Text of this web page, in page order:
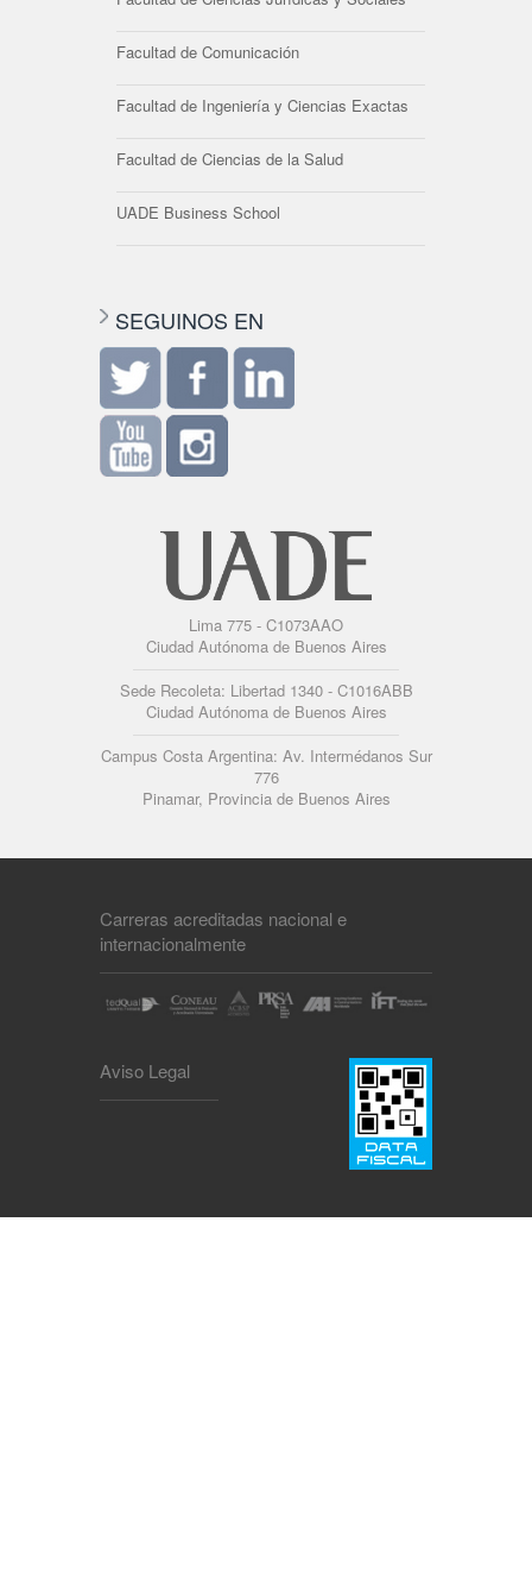
Facultad de Comunicación
Facultad de Ingeniería y Ciencias Exactas
Facultad de Ciencias de la Salud
UADE Business School
SEGUINOS EN
Lima 775 - C1073AAO
Ciudad Autónoma de Buenos Aires
Sede Recoleta: Libertad 1340 - C1016ABB
Ciudad Autónoma de Buenos Aires
Campus Costa Argentina: Av. Intermédanos Sur
776
Pinamar, Provincia de Buenos Aires
Carreras acreditadas nacional e
internacionalmente
Aviso Legal